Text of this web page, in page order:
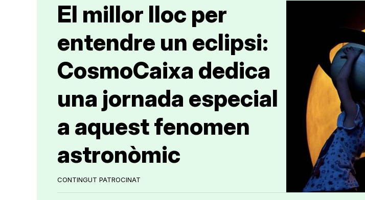
CONTINGUT PATROCINAT
El millor lloc per
entendre un eclipsi:
CosmoCaixa dedica
una jornada especial
a aquest fenomen
astronòmic